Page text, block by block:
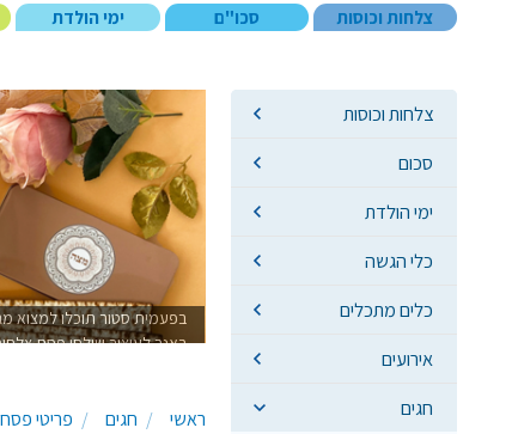
צלחות וכוסות סכו"ם ימי הולדת
צלחות וכוסות
סכום
ימי הולדת
כלי הגשה
כלים מתכלים
אירועים
חגים
בפעמית סטור תוכלו למצוא
ראנר לעיצוב שולחן
ראשי חגים פריטי פסח